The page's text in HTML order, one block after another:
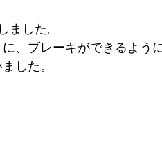
ました。
、ブレーキができるよう
した。